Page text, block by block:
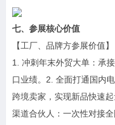
七、参展核心价值
【工厂、品牌方参展价值】
1. 冲刺年末外贸大单：承
口业绩。2. 全面打通国内
跨境卖家，实现新品快速
渠道合伙人：一次性对接